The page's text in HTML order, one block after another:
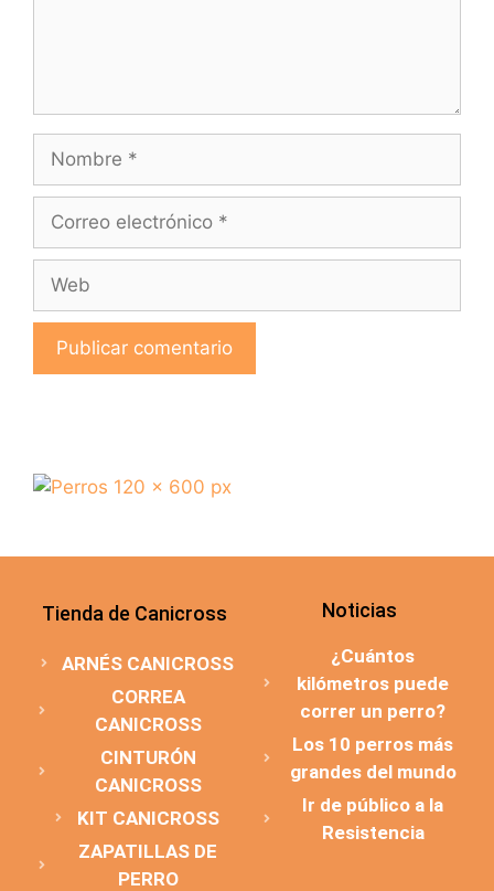
Tienda de Canicross
ARNÉS CANICROSS
CORREA
CANICROSS
CINTURÓN
CANICROSS
KIT CANICROSS
ZAPATILLAS DE
PERRO
Noticias
¿Cuántos
kilómetros puede
correr un perro?
Los 10 perros más
grandes del mundo
Ir de público a la
Resistencia